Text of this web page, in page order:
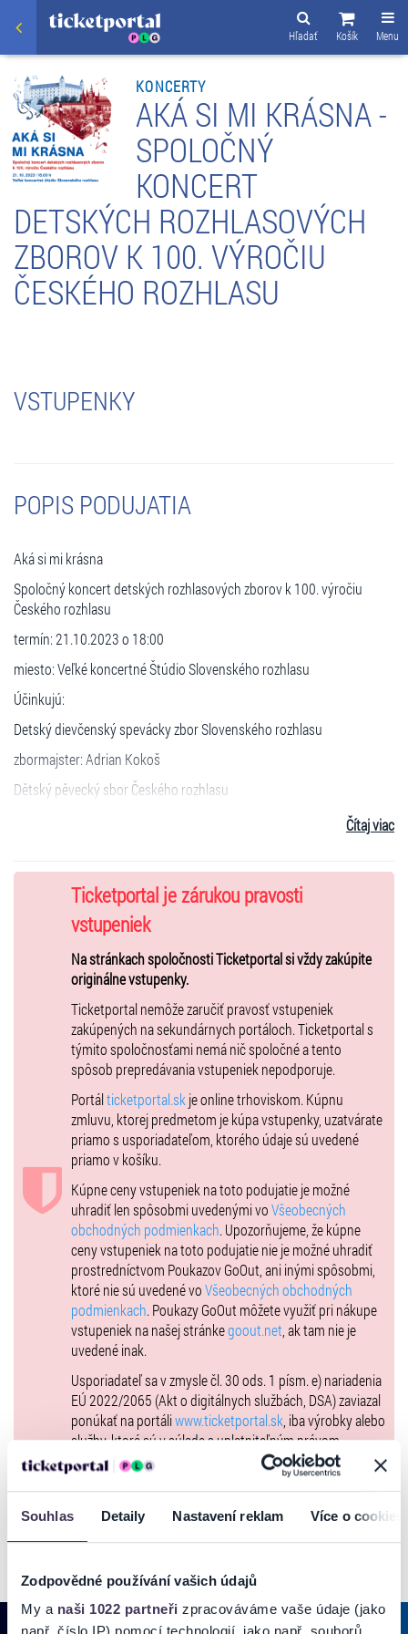
Souhlas Detaily Nastavení reklam Více o cookies
Zodpovědné používání vašich údajů
My a naši 1022 partneři zpracováváme vaše údaje (jako
Menu
Košík
Hľadať
KONCERTY
AKÁ SI MI KRÁSNA -
SPOLOČNÝ
KONCERT
DETSKÝCH ROZHLASOVÝCH
ZBOROV K 100. VÝROČIU
ČESKÉHO ROZHLASU
VSTUPENKY
POPIS PODUJATIA
Aká si mi krásna
Spoločný koncert detských rozhlasových zborov k 100. výročiu
Českého rozhlasu
termín: 21.10.2023 o 18:00
miesto: Veľké koncertné Štúdio Slovenského rozhlasu
Účinkujú:
Detský dievčenský spevácky zbor Slovenského rozhlasu
zbormajster: Adrian Kokoš
Dětský pěvecký sbor Českého rozhlasu
suma: 5 €
Čítaj viac
Ticketportal je zárukou pravosti
vstupeniek
Na stránkach spoločnosti Ticketportal si vždy zakúpite
originálne vstupenky.
Ticketportal nemôže zaručiť pravosť vstupeniek
zakúpených na sekundárnych portáloch. Ticketportal s
týmito spoločnosťami nemá nič spoločné a tento
spôsob prepredávania vstupeniek nepodporuje.
Portálticketportal.sk je online trhoviskom. Kúpnu
zmluvu, ktorej predmetom je kúpa vstupenky, uzatvárate
priamo s usporiadateľom, ktorého údaje sú uvedené
priamo v košíku.
Kúpne ceny vstupeniek na toto podujatie je možné
uhradiť len spôsobmi uvedenými voVšeobecných
obchodných podmienkach. Upozorňujeme, že kúpne
ceny vstupeniek na toto podujatie nie je možné uhradiť
prostredníctvom Poukazov GoOut, ani inými spôsobmi,
ktoré nie sú uvedené voVšeobecných obchodných
podmienkach. Poukazy GoOut môžete využiť pri nákupe
vstupeniek na našej stránkegoout.net , ak tam nie je
uvedené inak.
Usporiadateľ sa v zmysle čl. 30 ods. 1 písm. e) nariadenia
EÚ 2022/2065 (Akt o digitálnych službách, DSA) zaviazal
ponúkať na portáliwww.ticketportal.sk , iba výrobky alebo
služby, ktoré sú v súlade s uplatniteľným právom
Európskej únie. Príslušné informácie a kontakty podľa